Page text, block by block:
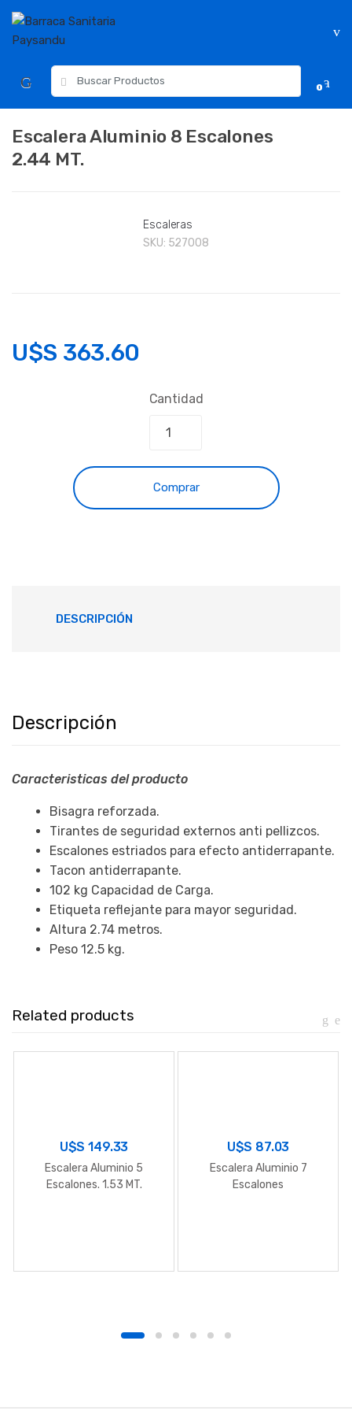
Skip
navigation
Skip
content
Resultados
para:
0
Escalera Aluminio 8 Escalones
2.44 MT.
Escaleras
SKU: 527008
U$S 363.60
Cantidad
Comprar
DESCRIPCIÓN
Descripción
Caracteristicas del producto
Bisagra reforzada.
Tirantes de seguridad externos anti pellizcos.
Escalones estriados para efecto antiderrapante.
Tacon antiderrapante.
102 kg Capacidad de Carga.
Etiqueta reflejante para mayor seguridad.
Altura 2.74 metros.
Peso 12.5 kg.
Related products
U$S149.33
Escalera Aluminio 5
Escalones. 1.53 MT.
U$S 87.03
Escalera Aluminio 7
Escalones